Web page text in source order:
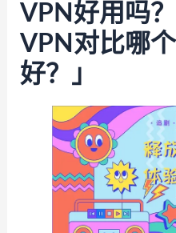
VPN好用吗
VPN对比哪
好？」